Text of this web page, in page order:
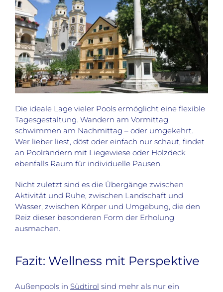
Die ideale Lage vieler Pools ermöglicht eine flexible
Tagesgestaltung. Wandern am Vormittag,
schwimmen am Nachmittag – oder umgekehrt.
Wer lieber liest, döst oder einfach nur schaut, findet
an Poolrändern mit Liegewiese oder Holzdeck
ebenfalls Raum für individuelle Pausen.
Nicht zuletzt sind es die Übergänge zwischen
Aktivität und Ruhe, zwischen Landschaft und
Wasser, zwischen Körper und Umgebung, die den
Reiz dieser besonderen Form der Erholung
ausmachen.
Fazit: Wellness mit Perspektive
Außenpools in Südtirol sind mehr als nur ein